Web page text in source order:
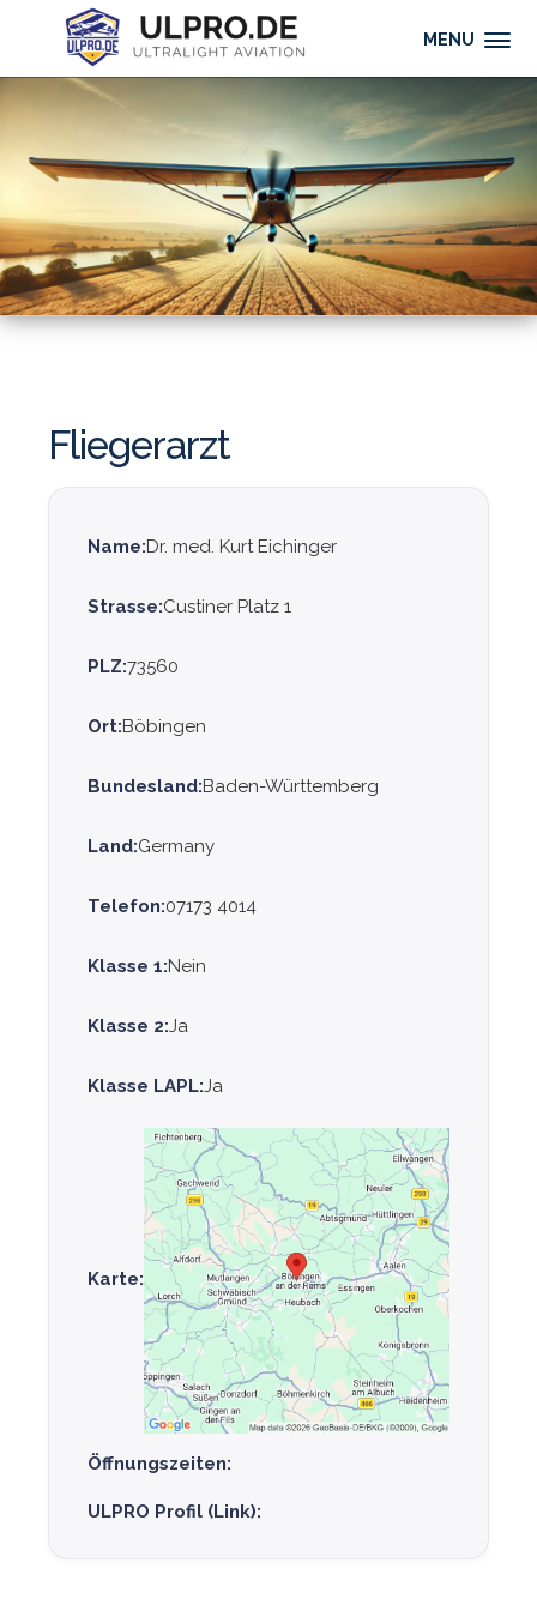
MENU
Fliegerarzt
Name:Dr. med. Kurt Eichinger
Strasse:Custiner Platz 1
PLZ:73560
Ort:Böbingen
Bundesland:Baden-Württemberg
Land:Germany
Telefon:07173 4014
Klasse 1:Nein
Klasse 2:Ja
Klasse LAPL:Ja
Karte:
Öffnungszeiten:
ULPRO Profil (Link):